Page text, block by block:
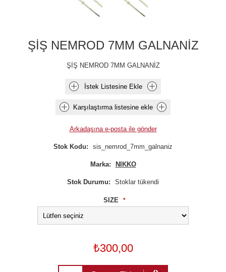
ŞİŞ NEMROD 7MM GALNANİZ
ŞİŞ NEMROD 7MM GALNANİZ
İstek Listesine Ekle
Karşılaştırma listesine ekle
Arkadaşına e-posta ile gönder
Stok Kodu: sis_nemrod_7mm_galnaniz
Marka: NIKKO
Stok Durumu: Stoklar tükendi
SIZE *
₺300,00